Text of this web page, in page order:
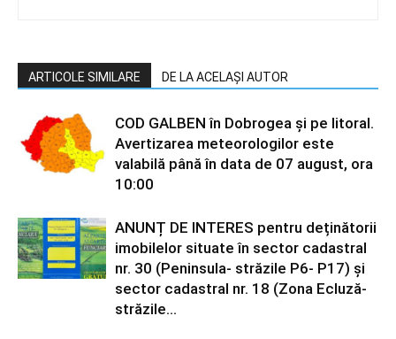
ARTICOLE SIMILARE DE LA ACELAȘI AUTOR
COD GALBEN în Dobrogea și pe litoral.
Avertizarea meteorologilor este
valabilă până în data de 07 august, ora
10:00
ANUNȚ DE INTERES pentru deținătorii
imobilelor situate în sector cadastral
nr. 30 (Peninsula- străzile P6- P17) și
sector cadastral nr. 18 (Zona Ecluză-
străzile...